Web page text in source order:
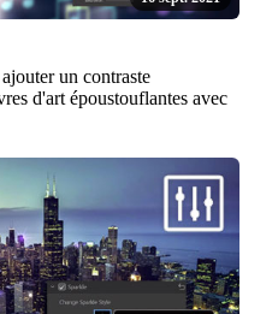
un contraste
d'art époustouflantes avec